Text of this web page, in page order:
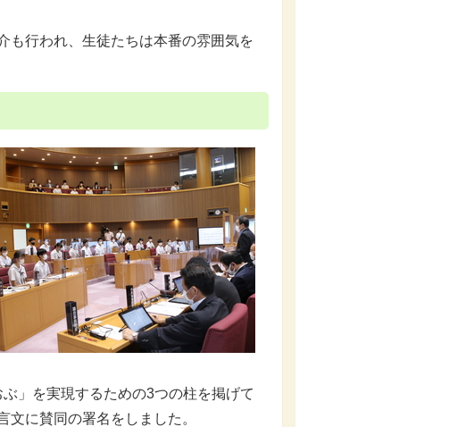
行われ、生徒たちは本番の雰囲気を
」を実現するための3つの柱を掲げて
に賛同の署名をしました。